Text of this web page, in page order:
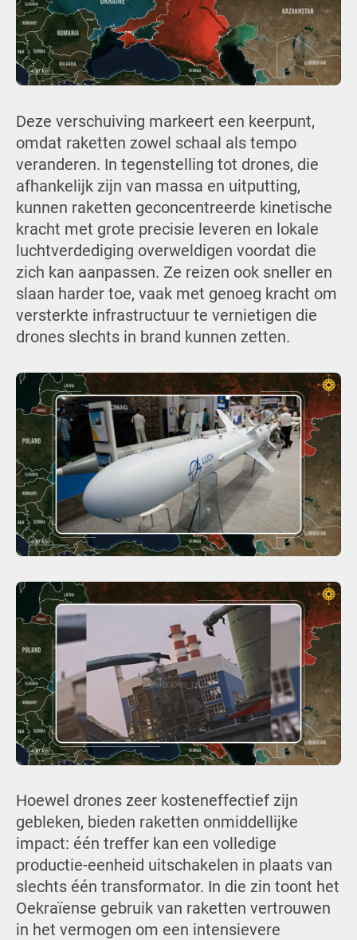
Deze verschuiving markeert een keerpunt,
omdat raketten zowel schaal als tempo
veranderen. In tegenstelling tot drones, die
afhankelijk zijn van massa en uitputting,
kunnen raketten geconcentreerde kinetische
kracht met grote precisie leveren en lokale
luchtverdediging overweldigen voordat die
zich kan aanpassen. Ze reizen ook sneller en
slaan harder toe, vaak met genoeg kracht om
versterkte infrastructuur te vernietigen die
drones slechts in brand kunnen zetten.
Hoewel drones zeer kosteneffectief zijn
gebleken, bieden raketten onmiddellijke
impact: één treffer kan een volledige
productie-eenheid uitschakelen in plaats van
slechts één transformator. In die zin toont het
Oekraïense gebruik van raketten vertrouwen
in het vermogen om een intensievere